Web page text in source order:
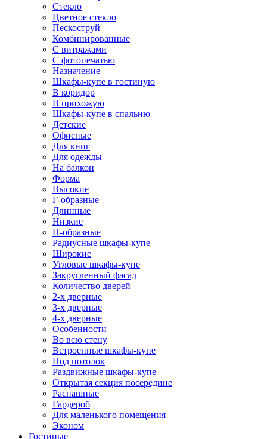
Стекло
Цветное стекло
Пескоструй
Комбинированные
С витражами
С фотопечатью
Назначение
Шкафы-купе в гостиную
В коридор
В прихожую
Шкафы-купе в спальню
Детские
Офисные
Для книг
Для одежды
На балкон
Форма
Высокие
Г-образные
Длинные
Низкие
П-образные
Радиусные шкафы-купе
Широкие
Угловые шкафы-купе
Закругленный фасад
Количество дверей
2-х дверные
3-х дверные
4-х дверные
Особенности
Во всю стену
Встроенные шкафы-купе
Под потолок
Раздвижные шкафы-купе
Открытая секция посередине
Распашные
Гардероб
Для маленького помещения
Эконом
Гостиные